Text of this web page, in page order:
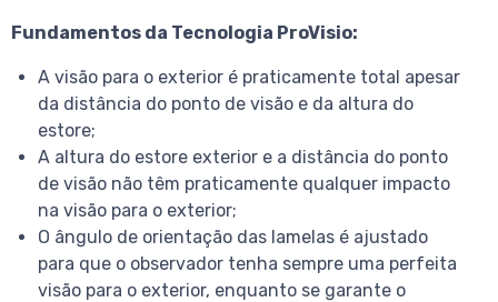
Fundamentos da Tecnologia ProVisio:
A visão para o exterior é praticamente total apesar
da distância do ponto de visão e da altura do
estore;
A altura do estore exterior e a distância do ponto
de visão não têm praticamente qualquer impacto
na visão para o exterior;
O ângulo de orientação das lamelas é ajustado
para que o observador tenha sempre uma perfeita
visão para o exterior, enquanto se garante o